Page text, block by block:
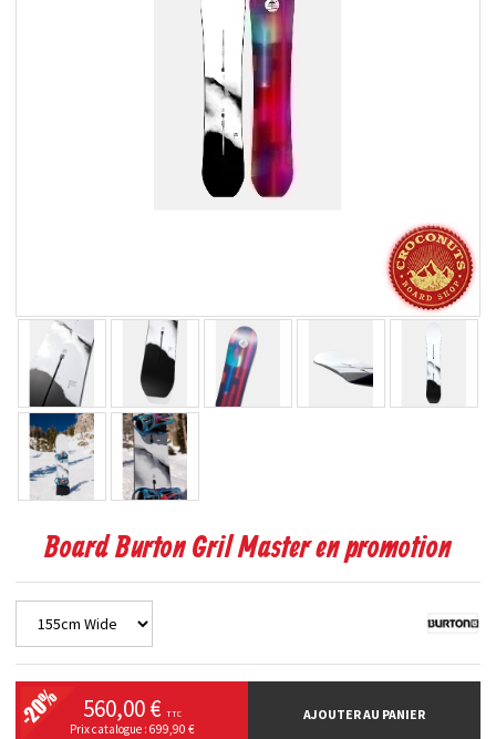
Board Burton Gril Master en promotion
560,00 € TTC
Prix catalogue : 699,90 €
AJOUTER AU PANIER